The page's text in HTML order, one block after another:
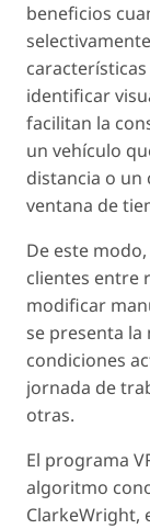
beneficios
identificar
facilitan la
un vehículo
distancia o un
ventana de
De este
clientes entre
modificar
se presenta la
condiciones
jornada de
otras.
El programa
algoritmo
ClarkeWright,